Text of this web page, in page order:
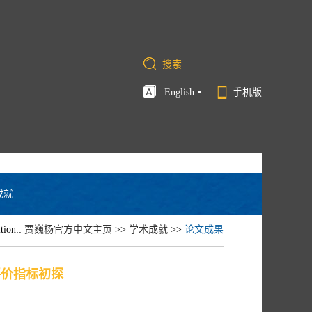
English 手机版
就
贾巍杨官方中文主页 >> 学术成就 >> 论文成果
指标初探